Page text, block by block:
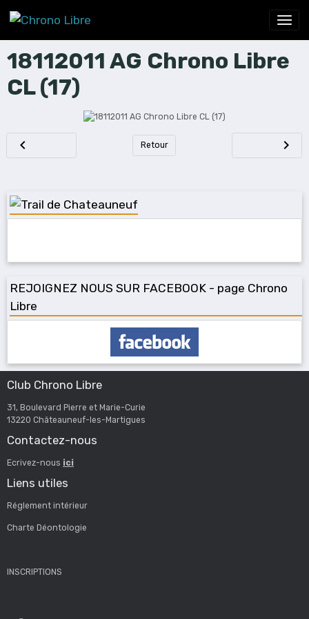
18112011 AG Chrono Libre
CL (17)
Retour
REJOIGNEZ NOUS SUR FACEBOOK - page Chrono
Libre
Club Chrono Libre
31, Boulevard Pierre et Marie-Curie
13220 Châteauneuf-les-Martigues
Contactez-nous
Ecrivez-nous ici
Liens utiles
Réglement intérieur
Charte Déontologie
INSCRIPTIONS